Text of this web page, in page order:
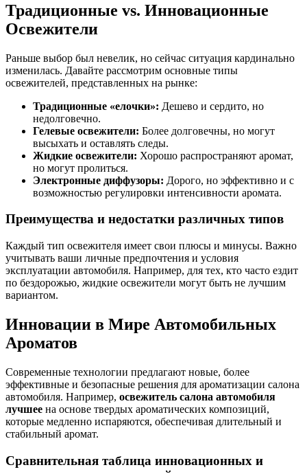
Традиционные vs. Инновационные
Освежители
Раньше выбор был невелик, но сейчас ситуация кардинально
изменилась. Давайте рассмотрим основные типы
освежителей, представленных на рынке:
Традиционные «елочки»: Дешево и сердито, но
недолговечно.
Гелевые освежители: Более долговечны, но могут
высыхать и оставлять следы.
Жидкие освежители: Хорошо распространяют аромат,
но могут пролиться.
Электронные диффузоры: Дорого, но эффективно и с
возможностью регулировки интенсивности аромата.
Преимущества и недостатки различных типов
Каждый тип освежителя имеет свои плюсы и минусы. Важно
учитывать ваши личные предпочтения и условия
эксплуатации автомобиля. Например, для тех, кто часто ездит
по бездорожью, жидкие освежители могут быть не лучшим
вариантом.
Инновации в Мире Автомобильных
Ароматов
Современные технологии предлагают новые, более
эффективные и безопасные решения для ароматизации салона
автомобиля. Например, освежитель салона автомобиля
лучшее на основе твердых ароматических композиций,
которые медленно испаряются, обеспечивая длительный и
стабильный аромат.
Сравнительная таблица инновационных и